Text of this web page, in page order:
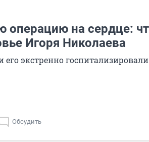
операцию на сердце:
Игоря Николаева
экстренно
Обсудить